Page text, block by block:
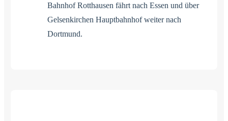
Bahnhof Rotthausen fährt nach Essen und über
Gelsenkirchen Hauptbahnhof weiter nach
Dortmund.